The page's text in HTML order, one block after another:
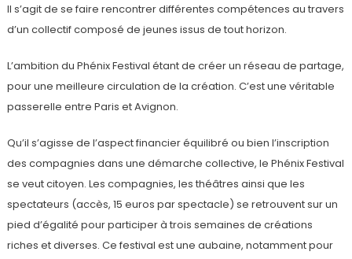
Il s’agit de se faire rencontrer différentes compétences au travers
d’un collectif composé de jeunes issus de tout horizon.
L’ambition du Phénix Festival étant de créer un réseau de partage,
pour une meilleure circulation de la création. C’est une véritable
passerelle entre Paris et Avignon.
Qu’il s’agisse de l’aspect financier équilibré ou bien l’inscription
des compagnies dans une démarche collective, le Phénix Festival
se veut citoyen. Les compagnies, les théâtres ainsi que les
spectateurs (accès, 15 euros par spectacle) se retrouvent sur un
pied d’égalité pour participer à trois semaines de créations
riches et diverses. Ce festival est une aubaine, notamment pour